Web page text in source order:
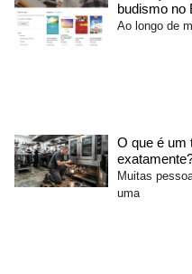
budismo no
Ao longo de
O que é um
Muitas
uma